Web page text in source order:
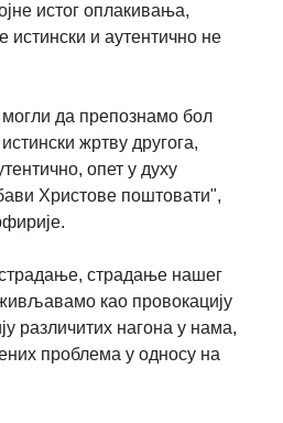
истог оплакивања,
истински и аутентично не
да препознамо бол
жртву другога,
опет у духу
Христове поштовати",
страдање, страдање нашег
као провокацију
различитих нагона у нама,
проблема у односу на